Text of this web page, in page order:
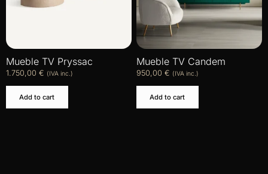
Mueble TV Pryssac
1.750,00 € (IVA inc.)
Add to cart
Mueble TV Candem
950,00 € (IVA inc.)
Add to cart